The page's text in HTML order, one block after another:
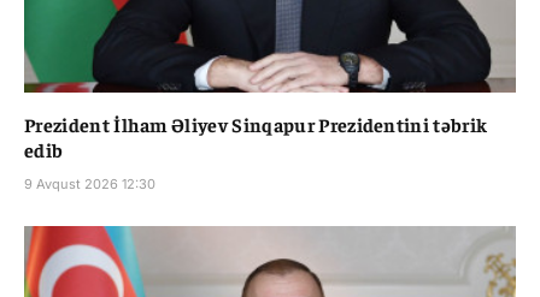
Prezident İlham Əliyev Sinqapur Prezidentini təbrik
edib
9 Avqust 2026 12:30